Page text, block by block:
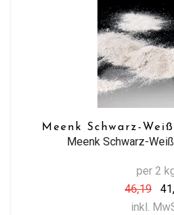
Meenk Schwarz-
Meenk Schwarz-
per 2
46,19
inkl.